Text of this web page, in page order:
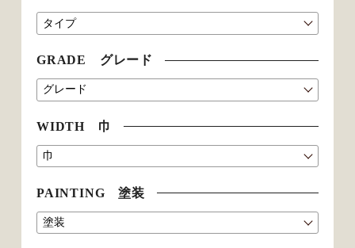
GRADE グレード
WIDTH 巾
PAINTING 塗装